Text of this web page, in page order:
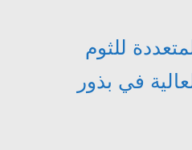
للثوم
في بذور